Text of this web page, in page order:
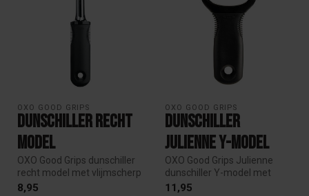
OXO GOOD GRIPS
Dunschiller Recht
Model
OXO Good Grips dunschiller
recht model met vlijmscherp
RVS mes en comfortabele
8,95
OXO GOOD GRIPS
Dunschiller
Julienne Y-model
OXO Good Grips Julienne
dunschiller Y-model met
vlijmscherp RVS mes. Maak
11,95